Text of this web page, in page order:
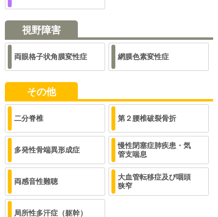
視野障害
両眼格子状角膜変性症 網膜色素変性症
その他
二分脊椎 第２腰椎破裂骨折
多発性骨端異形成症
慢性閉塞症肺疾患・気
管支喘息
両感音性難聴
大血管転移症及び咽頭
狭窄
局所性多汗症（躯幹）